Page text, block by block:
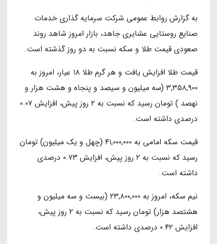
به گزارش روابط عمومی شرکت سرمایه گذاری خدمات
صنایع روستایی عشایری جاهد، بازار امروز شاهد روند
صعودی قیمت طلا و سکه نسبت به دو روز گذشته است.
قیمت طلا افزایش یافت و هر گرم طلا ۱۸ عیار، امروز به
۳,۳۵۸,۹۰۰ (سه میلیون و سیصد و پنجاه و هشت هزار و
نهصد ) تومان رسید که نسبت به ۲ روز پیش، افزایش ۰.۰۷
درصدی داشته است.
قیمت سکه امامی به ۴۱,۰۰۰,۰۰۰ (چهل و یک میلیون) تومان
رسید که نسبت به ۲ روز پیش، افزایش ۰.۷۳ درصدی
داشته است.
نیم سکه، امروز به ۲۳,۸۰۰,۰۰۰ (بیست و سه میلیون و
هشتصد هزار) تومان رسید که نسبت به ۲ روز پیش،
افزایش ۰.۴۲ درصدی داشته است.